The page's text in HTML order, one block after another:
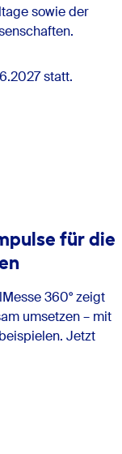
sowie der
statt.
für die
360° zeigt
umsetzen – mit
Jetzt